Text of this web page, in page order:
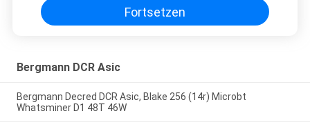
Fortsetzen
Bergmann DCR Asic
Bergmann Decred DCR Asic, Blake 256 (14r) Microbt
Whatsminer D1 48T 46W